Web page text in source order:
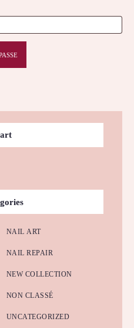
NAIL ART
NAIL REPAIR
NEW COLLECTION
NON CLASSÉ
UNCATEGORIZED